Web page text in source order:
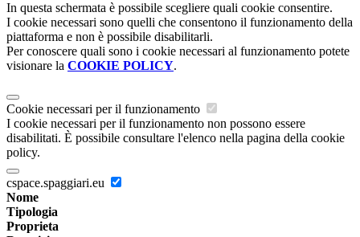
In questa schermata è possibile scegliere quali cookie consentire.
I cookie necessari sono quelli che consentono il funzionamento della
piattaforma e non è possibile disabilitarli.
Per conoscere quali sono i cookie necessari al funzionamento potete
visionare la COOKIE POLICY.
Cookie necessari per il funzionamento
I cookie necessari per il funzionamento non possono essere
disabilitati. È possibile consultare l'elenco nella pagina della cookie
policy.
cspace.spaggiari.eu
Nome
Tipologia
Proprieta